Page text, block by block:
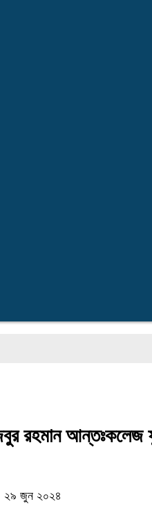
রহমান আন্তঃকলেজ
২৯ জুন ২০২৪